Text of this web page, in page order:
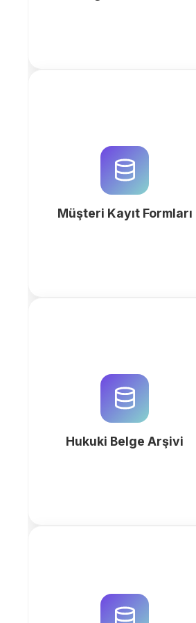
Müşteri Kayıt Formları
kayıt formları ve AI destekli CRM
sistemleri oluşturun. Verilerinizi
merkezileştirin, KVKK uyumlu
akışlar kurun ve işinizi büyütün.
Hukuki Belge Arşivi
QuintaDB AI ile dava dosyaları,
sözleşmeler ve müvekkil verileri
için profesyonel bir arşiv sistemi
kurun. Hemen başlayın.
Hukuk büroları için zaman takibi
ve faturalandırma süreçlerini
QuintaDB AI ile dijitalleştirin.